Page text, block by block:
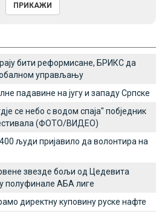
бити реформисане, БРИКС да
управљању
падавине на југу и западу Српске
се небо с водом спаја" побједник
(ФОТО/ВИДЕО)
људи пријавило да волонтира на
звезде бољи од Цедевита
полуфинале АБА лиге
директну куповину руске нафте